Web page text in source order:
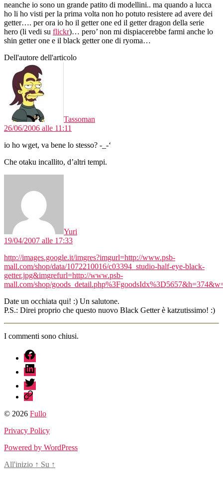
neanche io sono un grande patito di modellini.. ma quando a lucca
ho li ho visti per la prima volta non ho potuto resistere ad avere dei
getter…. per ora io ho il getter one ed il getter dragon della serie
hero (li vedi su flickr)… pero’ non mi dispiacerebbe farmi anche lo
shin getter one e il black getter one di ryoma…
Dell'autore dell'articolo
Tassoman
26/06/2006 alle 11:11
io ho wget, va bene lo stesso? -_-‘
Che otaku incallito, d’altri tempi.
Yuri
19/04/2007 alle 17:33
http://images.google.it/imgres?imgurl=http://www.psb-
mall.com/shop/data/1072210016/c03394_studio-half-eye-black-
getter.jpg&imgrefurl=http://www.psb-
mall.com/shop/
Date un occhiata qui! :) Un salutone.
P.S.: Direi proprio che questo nuovo Black Getter è katzutissimo! :)
I commenti sono chiusi.
fb
linkedin
twitter
sessionize
© 2026 Fullo
Privacy Policy
Powered by WordPress
All'inizio ↑ Su ↑